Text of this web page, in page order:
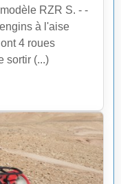
RZR S. - -
à l'aise
4 roues
sortir (...)